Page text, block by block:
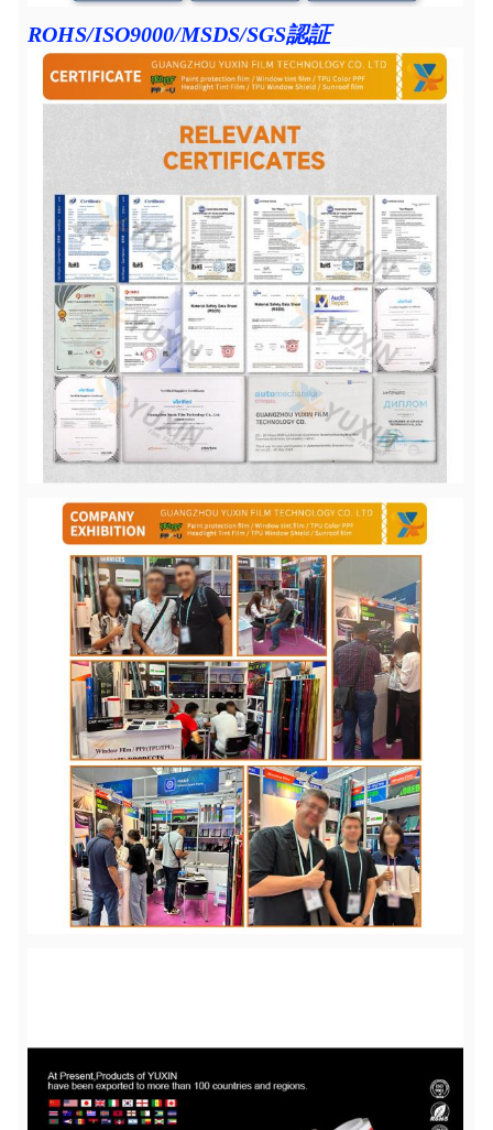
ROHS/ISO9000/MSDS/SGS認証